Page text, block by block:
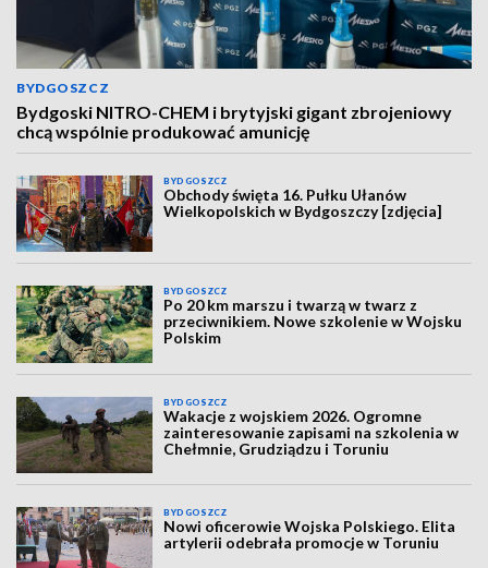
BYDGOSZCZ
Bydgoski NITRO-CHEM i brytyjski gigant zbrojeniowy
chcą wspólnie produkować amunicję
BYDGOSZCZ
Obchody święta 16. Pułku Ułanów
Wielkopolskich w Bydgoszczy [zdjęcia]
BYDGOSZCZ
Po 20 km marszu i twarzą w twarz z
przeciwnikiem. Nowe szkolenie w Wojsku
Polskim
BYDGOSZCZ
Wakacje z wojskiem 2026. Ogromne
zainteresowanie zapisami na szkolenia w
Chełmnie, Grudziądzu i Toruniu
BYDGOSZCZ
Nowi oficerowie Wojska Polskiego. Elita
artylerii odebrała promocje w Toruniu